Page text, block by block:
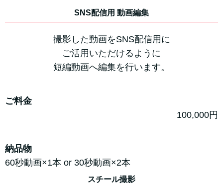
SNS配信用 動画編集
撮影した動画をSNS配信用に
ご活用いただけるように
短編動画へ編集を行います。
ご料金
100,000円
納品物
60秒動画×1本 or 30秒動画×2本
スチール撮影